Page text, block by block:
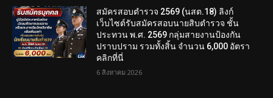
สมัครสอบตํารวจ 2569 (นสต.18) ลิงก์
เว็บไซต์รับสมัครสอบนายสิบตำรวจ ชั้น
ประทวน พ.ศ. 2569 กลุ่มสายงานป้องกัน
ปราบปราม รวมทั้งสิ้น จำนวน 6,000 อัตรา
คลิกที่นี่
6 สิงหาคม 2026